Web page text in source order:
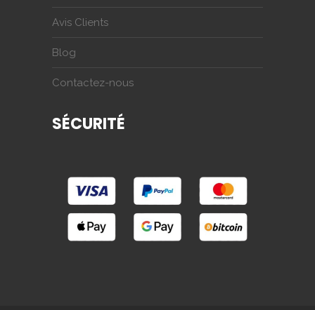
Avis Clients
Blog
Contactez-nous
SÉCURITÉ